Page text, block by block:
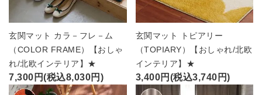
玄関マット カラ－フレ－ム
（COLOR FRAME）【おしゃ
れ/北欧インテリア】★
7,300円(税込8,030円)
玄関マット トピアリー
（TOPIARY）【おしゃれ/北欧
インテリア】★
3,400円(税込3,740円)